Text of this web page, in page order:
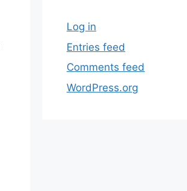
Log in
Entries feed
Comments feed
WordPress.org